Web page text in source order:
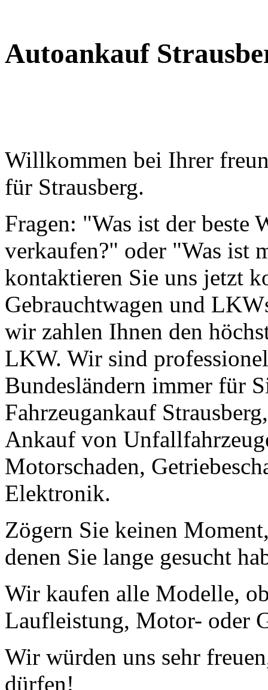
Autoankauf
Willkommen bei Ihrer
für Strausberg.
Fragen: "Was ist der beste
verkaufen?" oder "Was ist
kontaktieren Sie uns jetzt
Gebrauchtwagen und
wir zahlen Ihnen den
LKW. Wir sind
Bundesländern immer für
Fahrzeugankauf
Ankauf von
Motorschaden,
Elektronik.
Zögern Sie keinen
denen Sie lange gesucht
Wir kaufen alle Modelle,
Laufleistung, Motor- oder
Wir würden uns sehr
dürfen!